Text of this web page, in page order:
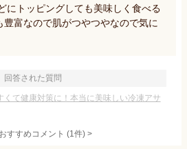
にトッピングしても美味しく食べる
豊富なので肌がつやつやなので気に
回答された質問
くて健康対策に！本当に美味しい冷凍アサ
すすめコメント (1件) >